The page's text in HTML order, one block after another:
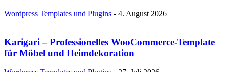
Wordpress Templates und Plugins - 4. August 2026
Karigari – Professionelles WooCommerce-Template
für Möbel und Heimdekoration